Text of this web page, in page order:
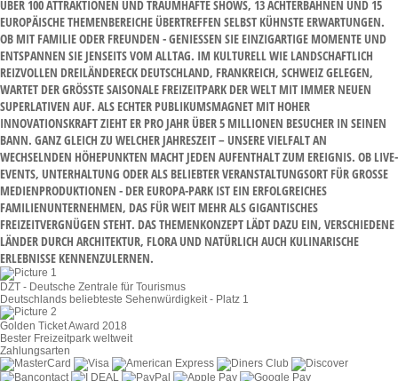
ÜBER 100 ATTRAKTIONEN UND TRAUMHAFTE SHOWS, 13 ACHTERBAHNEN UND 15
EUROPÄISCHE THEMENBEREICHE ÜBERTREFFEN SELBST KÜHNSTE ERWARTUNGEN.
OB MIT FAMILIE ODER FREUNDEN - GENIESSEN SIE EINZIGARTIGE MOMENTE UND E
NTSPANNEN SIE JENSEITS VOM ALLTAG. IM KULTURELL WIE LANDSCHAFTLICH R
EIZVOLLEN DREILÄNDERECK DEUTSCHLAND, FRANKREICH, SCHWEIZ GELEGEN, W
ARTET DER GRÖSSTE SAISONALE FREIZEITPARK DER WELT MIT IMMER NEUEN SU
PERLATIVEN AUF. ALS ECHTER PUBLIKUMSMAGNET MIT HOHER IN
NOVATIONSKRAFT ZIEHT ER PRO JAHR ÜBER 5 MILLIONEN BESUCHER IN SEINEN BA
NN. GANZ GLEICH ZU WELCHER JAHRESZEIT – UNSERE VIELFALT AN WE
CHSELNDEN HÖHEPUNKTEN MACHT JEDEN AUFENTHALT ZUM EREIGNIS. OB LIVE-EV
ENTS, UNTERHALTUNG ODER ALS BELIEBTER VERANSTALTUNGSORT FÜR GROSSE MED
IENPRODUKTIONEN - DER EUROPA-PARK IST EIN ERFOLGREICHES FAM
ILIENUNTERNEHMEN, DAS FÜR WEIT MEHR ALS GIGANTISCHES FRE
IZEITVERGNÜGEN STEHT. DAS THEMENKONZEPT LÄDT DAZU EIN, VERSCHIEDENE LÄN
DER DURCH ARCHITEKTUR, FLORA UND NATÜRLICH AUCH KULINARISCHE ERL
EBNISSE KENNENZULERNEN.
DZT - Deutsche Zentrale für Tourismus
Deutschlands beliebteste Sehenwürdigkeit - Platz 1
Golden Ticket Award 2018
Bester Freizeitpark weltweit
Zahlungsarten